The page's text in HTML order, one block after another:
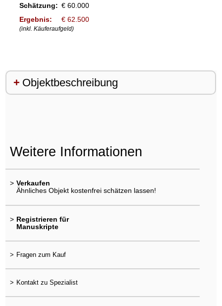
Schätzung: € 60.000
Ergebnis:
€ 62.500
(inkl. Käuferaufgeld)
Objektbeschreibung
Weitere Informationen
> Verkaufen
Ähnliches Objekt kostenfrei schätzen lassen!
> Registrieren für
Manuskripte
> Fragen zum Kauf
> Kontakt zu Spezialist